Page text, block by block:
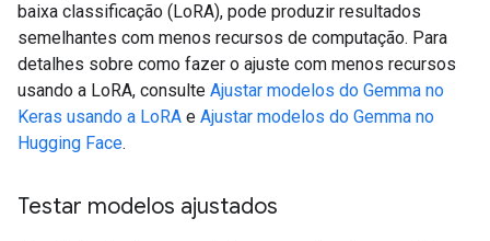
baixa classificação (LoRA), pode produzir resultados
semelhantes com menos recursos de computação. Para
detalhes sobre como fazer o ajuste com menos recursos
usando a LoRA, consulte Ajustar modelos do Gemma no
Keras usando a LoRA e Ajustar modelos do Gemma no
Hugging Face.
Testar modelos ajustados